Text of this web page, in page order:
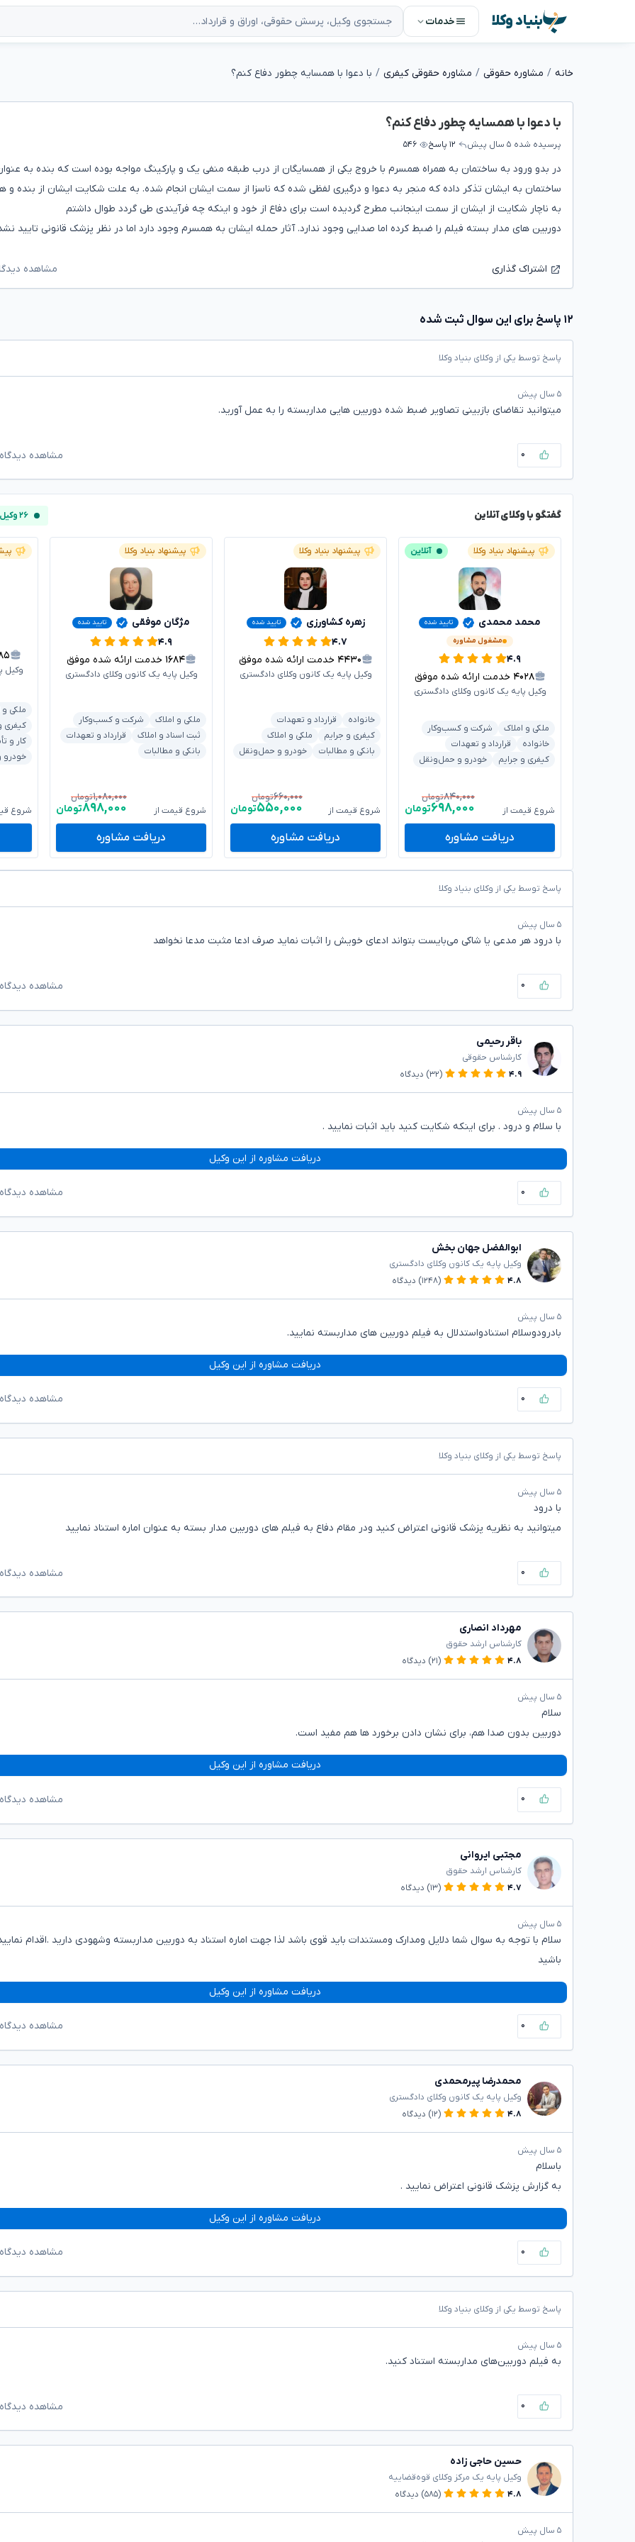
بنیاد وکلا خدمات
خانه مشاوره حقوقی مشاوره حقوقی کیفری با دعوا با همسایه چطور دفاع کنم؟
با دعوا با همسایه چطور دفاع کنم؟
پرسیده شده ۵ سال پیش ۱۲ پاسخ ۵۴۶
در بدو ورود به ساختمان به همراه همسرم با خروج یکی از همسایگان از درب طبقه منفی یک و پارکینگ مواجه بوده است که بنده به
ساختمان به ایشان تذکر داده که منجر به دعوا و درگیری لفظی شده که ناسزا از سمت ایشان انجام شده. به علت شکایت ایشان از بنده و
به ناچار شکایت از ایشان از سمت اینجانب مطرح گردیده است برای دفاع از خود و اینکه چه فرآیندی طی گردد طوال داشتم
دوربین های مدار بسته فیلم را ضبط کرده اما صدایی وجود ندارد. آثار حمله ایشان به همسرم وجود دارد اما در نظر پزشک قانونی تایید
اشتراک گذاری مشاهده
۱۲ پاسخ برای این سوال ثبت شده
پاسخ توسط یکی از وکلای بنیاد وکلا
۵ سال پیش
میتوانید تقاضای بازبینی تصاویر ضبط شده دوربین هایی مداربسته را به عمل آورید.
۰ مشاهده
گفتگو با وکلای آنلاین ۲۶ وکیل آنلاین
پیشنهاد بنیاد وکلا آنلاین
محمد محمدی
تایید شده
مشغول مشاوره
۴.۹
۴۰۲۸ خدمت ارائه شده موفق
وکیل پایه یک کانون وکلای دادگستری
ملکی و املاک
شرکت و کسب‌وکار
خانواده
قرارداد و تعهدات
کیفری و جرایم
خودرو و حمل‌ونقل
شروع قیمت از
۸۴۰,۰۰۰تومان
۶۹۸,۰۰۰تومان
دریافت مشاوره
پیشنهاد بنیاد وکلا
زهره کشاورزی تایید شده
۴.۷
۴۴۳۰ خدمت ارائه شده موفق
وکیل پایه یک کانون وکلای دادگستری
خانواده
قرارداد و تعهدات
کیفری و جرایم
ملکی و املاک
بانکی و مطالبات
خودرو و حمل‌ونقل
شروع قیمت از
۶۶۰,۰۰۰تومان
۵۵۰,۰۰۰تومان
دریافت مشاوره
پیشنهاد بنیاد وکلا
مژگان موفقی تایید شده
۴.۹
۱۶۸۴ خدمت ارائه شده موفق
وکیل پایه یک کانون وکلای دادگستری
ملکی و املاک
شرکت و کسب‌وکار
ثبت اسناد و املاک
قرارداد و تعهدات
بانکی و مطالبات
شروع قیمت از
۱,۰۸۰,۰۰۰تومان
۸۹۸,۰۰۰تومان
دریافت مشاوره
وکیل
ملکی و
کیفری
کار و
خودرو
شروع
پاسخ توسط یکی از وکلای بنیاد وکلا
۵ سال پیش
با درود هر مدعی یا شاکی می‌بایست بتواند ادعای خویش را اثبات نماید صرف ادعا مثبت مدعا نخواهد
۰ مشاهده
باقر رحیمی
کارشناس حقوقی
۴.۹
(۳۲) دیدگاه
۵ سال پیش
با سلام و درود . برای اینکه شکایت کنید باید اثبات نمایید .
دریافت مشاوره از این وکیل
۰ مشاهده
ابوالفضل جهان بخش
وکیل پایه یک کانون وکلای دادگستری
۴.۸
(۱۲۴۸) دیدگاه
۵ سال پیش
بادرودوسلام استنادواستدلال به فیلم دوربین های مداربسته نمایید.
دریافت مشاوره از این وکیل
۰ مشاهده
پاسخ توسط یکی از وکلای بنیاد وکلا
۵ سال پیش
با درود
میتوانید به نظریه پزشک قانونی اعتراض کنید ودر مقام دفاع به فیلم های دوربین مدار بسته به عنوان اماره استناد نمایید
۰ مشاهده
مهرداد انصاری
کارشناس ارشد حقوق
۴.۸
(۲۱) دیدگاه
۵ سال پیش
سلام
دوربین بدون صدا هم، برای نشان دادن برخورد ها هم مفید است.
دریافت مشاوره از این وکیل
۰ مشاهده
مجتبی ایروانی
کارشناس ارشد حقوق
۴.۷
(۱۳) دیدگاه
۵ سال پیش
سلام با توجه به سوال شما دلایل ومدارک ومستندات باید قوی باشد لذا جهت اماره استناد به دوربین مداربسته وشهودی دارید .اقدام
باشید
دریافت مشاوره از این وکیل
۰ مشاهده
محمدرضا پیرمحمدی
وکیل پایه یک کانون وکلای دادگستری
۴.۸
(۱۲) دیدگاه
۵ سال پیش
باسلام
به گزارش پزشک قانونی اعتراض نمایید .
دریافت مشاوره از این وکیل
۰ مشاهده
پاسخ توسط یکی از وکلای بنیاد وکلا
۵ سال پیش
به فیلم دوربین‌های مداربسته استناد کنید.
۰ مشاهده
حسین حاجی زاده
وکیل پایه یک مرکز وکلای قوه‌قضاییه
۴.۸
(۵۸۵) دیدگاه
۵ سال پیش